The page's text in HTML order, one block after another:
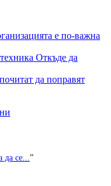
е по-важна
Откъде да
да поправят
се... ”